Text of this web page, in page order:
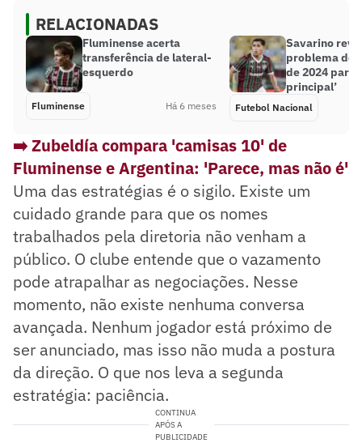
RELACIONADAS
Fluminense acerta
transferência de lateral-
esquerdo
Fluminense Há 6 meses
Savarino
problema do
de 2024 para
principal’
Futebol Nacional
➡️ Zubeldía compara 'camisas 10' de
Fluminense e Argentina: 'Parece, mas não é'
Uma das estratégias é o sigilo. Existe um
cuidado grande para que os nomes
trabalhados pela diretoria não venham a
público. O clube entende que o vazamento
pode atrapalhar as negociações. Nesse
momento, não existe nenhuma conversa
avançada. Nenhum jogador está próximo de
ser anunciado, mas isso não muda a postura
da direção. O que nos leva a segunda
estratégia: paciência.
CONTINUA
APÓS A
PUBLICIDADE